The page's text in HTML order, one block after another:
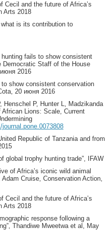
Cecil and the future of Africa’s
Arts 2018
is its contribution to
fails to show consistent
Democratic Staff of the House
2016
show consistent conservation
20 июня 2016
Henschel P, Hunter L, Madzikanda
Lions: Scale, Current
Republic of Tanzania and from
global trophy hunting trade”, IFAW
of Africa’s iconic wild animal
Cruise, Conservation Action,
Cecil and the future of Africa’s
Arts 2018
response following a
Thandiwe Mweetwa et al, May